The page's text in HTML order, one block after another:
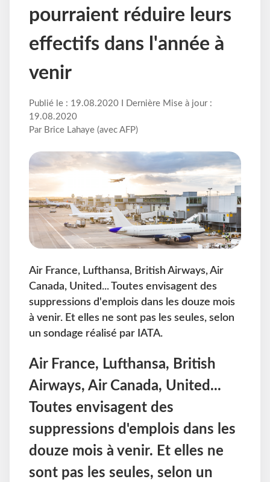
pourraient réduire leurs
effectifs dans l'année à
venir
Publié le : 19.08.2020 I Dernière Mise à jour :
19.08.2020
Par Brice Lahaye (avec AFP)
Air France, Lufthansa, British Airways, Air
Canada, United... Toutes envisagent des
suppressions d'emplois dans les douze mois
à venir. Et elles ne sont pas les seules, selon
un sondage réalisé par IATA.
Air France, Lufthansa, British
Airways, Air Canada, United...
Toutes envisagent des
suppressions d'emplois dans les
douze mois à venir. Et elles ne
sont pas les seules, selon un